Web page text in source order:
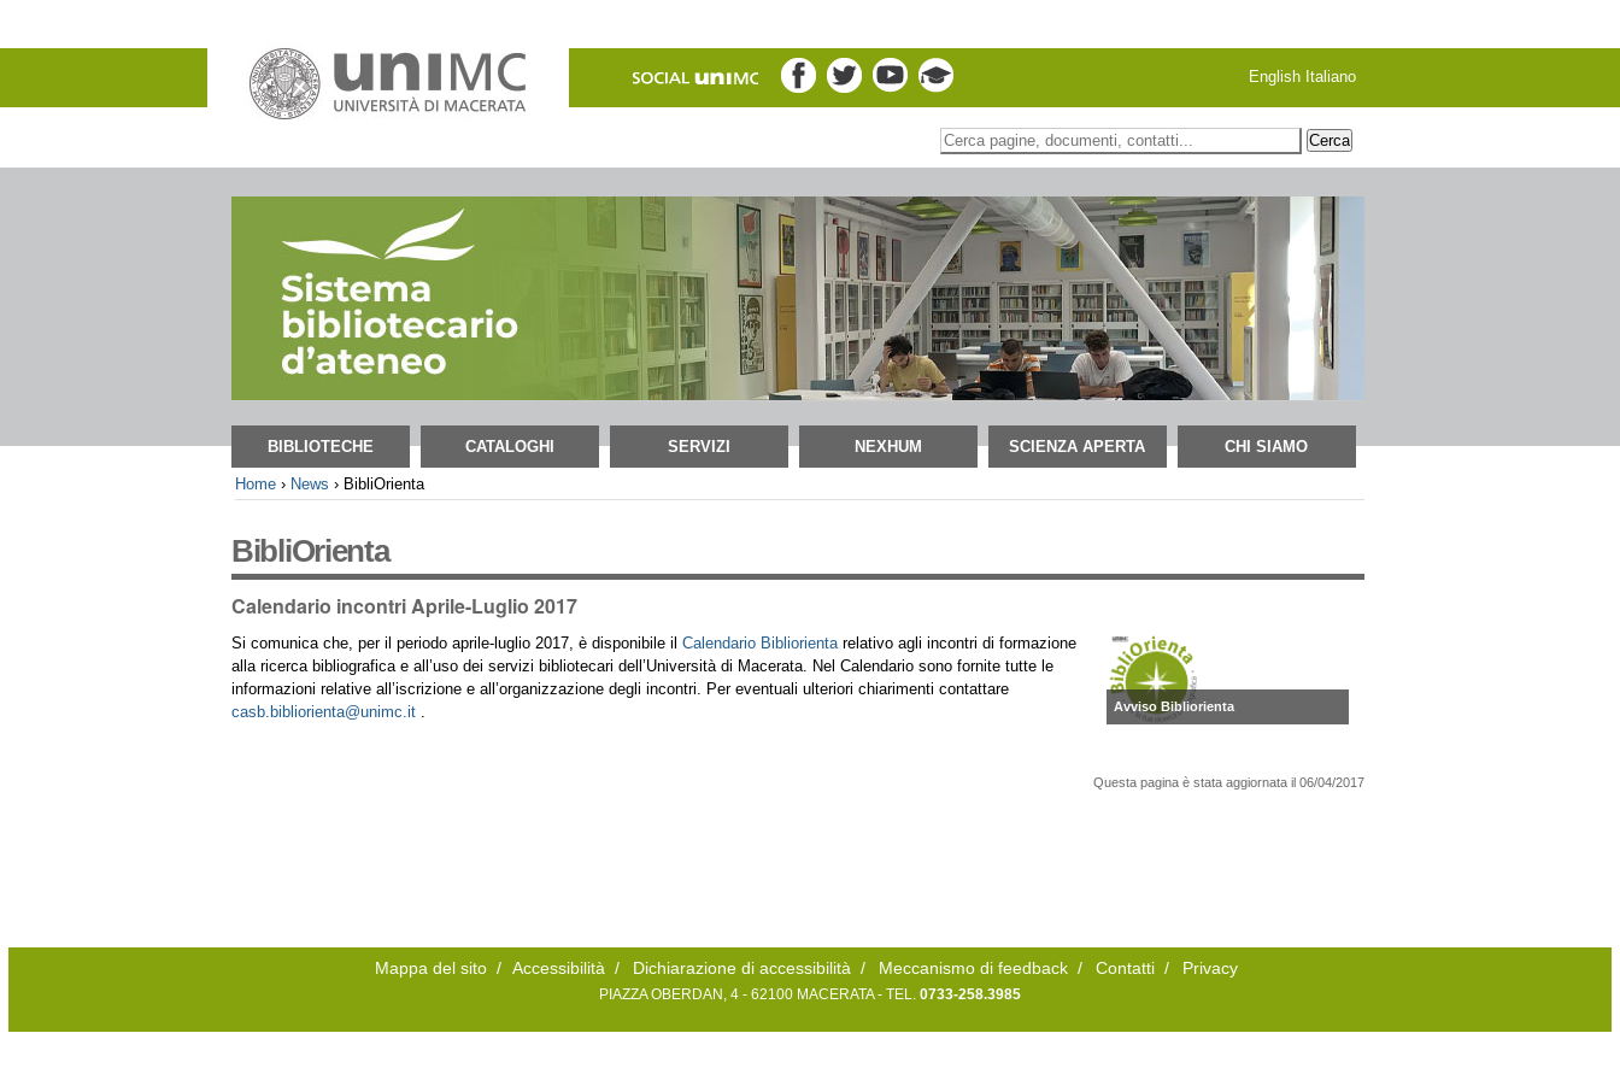
contenuti.
Salta
alla
English Italiano
Inserire il termine di ricerca
SezioniBIBLIOTECHE CATALOGHI SERVIZI NEXHUM SCIENZA APERTA CHI SIAMO
Home › News › BibliOrienta
BibliOrienta
Calendario incontri Aprile-Luglio 2017
Avviso Bibliorienta
Si comunica che, per il periodo aprile-luglio 2017, è disponibile il Calendario Bibliorientarelativo agli incontri di formazione
alla ricerca bibliografica e all’uso dei servizi bibliotecari dell’Università di Macerata. Nel Calendario sono fornite tutte le
informazioni relative all’iscrizione e all’organizzazione degli incontri. Per eventuali ulteriori chiarimenti contattare
casb.bibliorienta@unimc.it.
Questa pagina è stata aggiornata il 06/04/2017
Mappa del sito / Accessibilità / Dichiarazione di accessibilità / Meccanismo di feedback / Contatti / Privacy
PIAZZA OBERDAN, 4 - 62100 MACERATA - TEL. 0733-258.3985